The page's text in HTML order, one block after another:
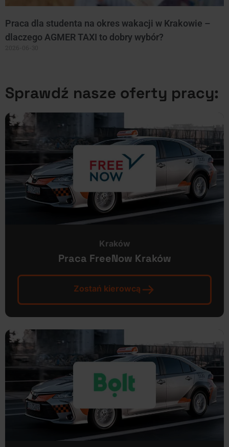
Praca dla studenta na okres wakacji w Krakowie –
dlaczego AGMER TAXI to dobry wybór?
Sprawdź nasze oferty pracy:
Kraków
Praca FreeNow Kraków
Zostań kierowcą